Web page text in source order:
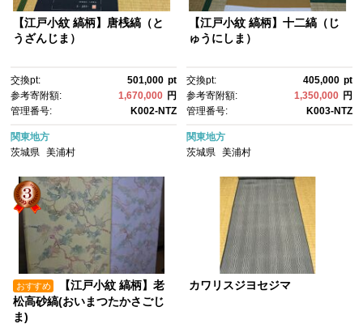
【江戸小紋 縞柄】唐桟縞（と
うざんじま）
交換pt: 501,000 pt
参考寄附額:
1,670,000 円
管理番号:
K002-NTZ
関東地方
茨城県
美浦村
【江戸小紋 縞柄】十二縞（じ
ゅうにしま）
交換pt: 405,000 pt
参考寄附額:
1,350,000 円
管理番号:
K003-NTZ
関東地方
茨城県 美浦村
おすすめ
【江戸小紋 縞柄】老
松高砂縞(おいまつたかさごじ
ま)
カワリスジヨセジマ